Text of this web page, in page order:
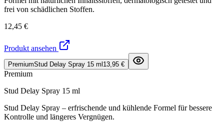
frei von schädlichen Stoffen.
12,45 €
Produkt ansehen
PremiumStud Delay Spray 15 ml 13,95 €
Premium
Stud Delay Spray 15 ml
Stud Delay Spray – erfrischende und kühlende Formel für bessere
Kontrolle und längeres Vergnügen.